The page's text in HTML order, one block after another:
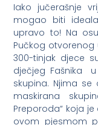
Iako jučerašnje
mogao biti
upravo to! Na
Pučkog otvorenog
300-tinjak djece
dječjeg Fašnika
skupina. Njima
maskirana
Preporoda“ koja
ovom pjesmom